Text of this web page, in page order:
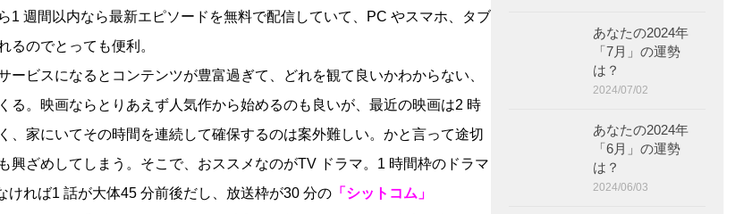
1 週間以内なら最新エピソードを無料で配信していて、PC やスマホ、タブ
るのでとっても便利。
ビスになるとコンテンツが豊富過ぎて、どれを観て良いかわからない、
る。映画ならとりあえず人気作から始めるのも良いが、最近の映画は2 時
、家にいてその時間を連続して確保するのは案外難しい。かと言って途切
興ざめしてしまう。そこで、おススメなのがTV ドラマ。1 時間枠のドラマ
ければ1 話が大体45 分前後だし、放送枠が30 分の 「シットコム」
あなたの2024年
「7月」の運勢
は？
2024/07/02
あなたの2024年
「6月」の運勢
は？
2024/06/03